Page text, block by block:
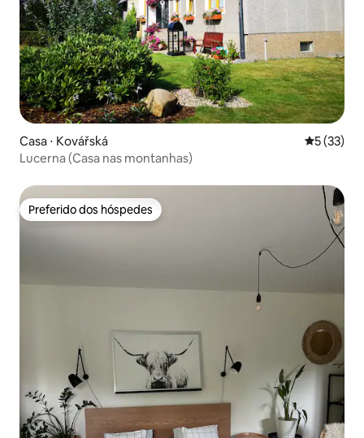
Casa ⋅ Kovářská 5 de uma
5 (33)
Lucerna (Casa nas montanhas)
Preferido dos hóspedes
Preferido dos hóspedes